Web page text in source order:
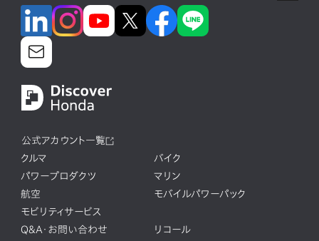
公式アカウント一覧
クルマ
バイク
パワープロダクツ
マリン
航空
モバイルパワーパック
モビリティサービス
Q&A・お問い合わせ
リコール